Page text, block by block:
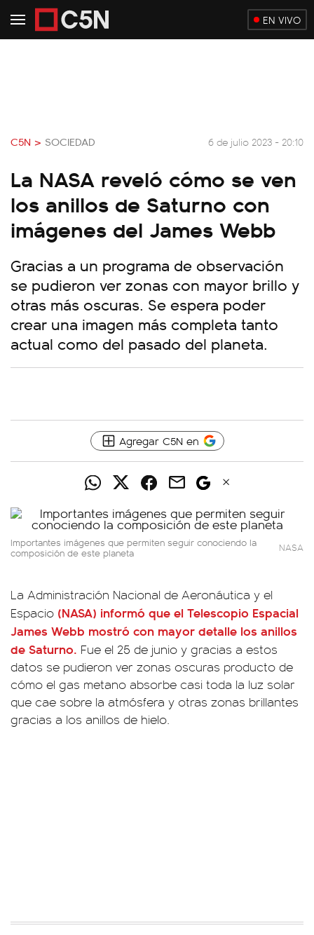
EN VIVO
C5N > SOCIEDAD 6 de julio 2023 - 20:10
La NASA reveló cómo se ven
los anillos de Saturno con
imágenes del James Webb
Gracias a un programa de observación
se pudieron ver zonas con mayor brillo y
otras más oscuras. Se espera poder
crear una imagen más completa tanto
actual como del pasado del planeta.
Agregar C5N en
Importantes imágenes que permiten seguir conociendo la
composición de este planeta NASA
La Administración Nacional de Aeronáutica y el
Espacio (NASA) informó que el Telescopio Espacial
James Webb mostró con mayor detalle los anillos
de Saturno. Fue el 25 de junio y gracias a estos
datos se pudieron ver zonas oscuras producto de
cómo el gas metano absorbe casi toda la luz solar
que cae sobre la atmósfera y otras zonas brillantes
gracias a los anillos de hielo.